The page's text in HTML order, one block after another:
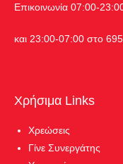
Επικοινωνία 07:00-
και 23:00-07:00 στο
Χρήσιμα Links
Χρεώσεις
Γίνε Συνεργάτης